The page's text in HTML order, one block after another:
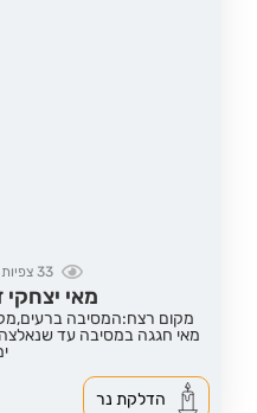
33 צפיות
מאי יצחקי
מקום רצח:המסיבה ברעים,
מאי חגגה במסיבה עד
הדלקת נר